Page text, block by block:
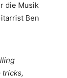
die Musik
Ben
tricks,